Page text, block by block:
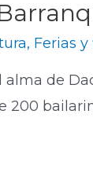
, Ferias y
alma de
200